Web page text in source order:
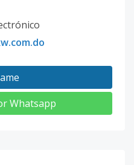
Whatsapp